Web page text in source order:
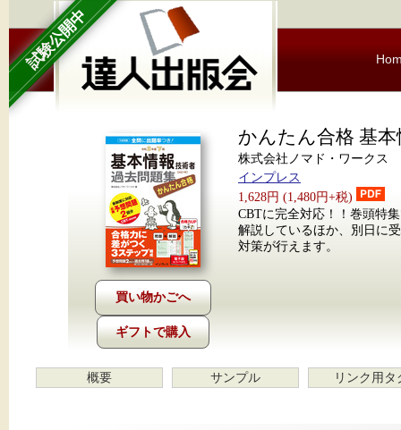
試験公開中
ギフトで購入
かんたん合格 基
株式会社ノマド・ワークス
インプレス
1,628円 (1,480円+税)
CBTに完全対応！！巻頭特
解説しているほか、別日に
対策が行えます。
概要 サンプル リンク用タ